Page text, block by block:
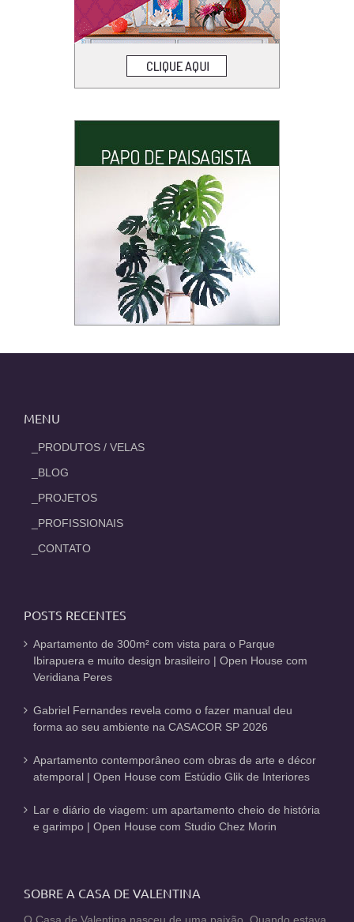
MENU
_PRODUTOS / VELAS
_BLOG
_PROJETOS
_PROFISSIONAIS
_CONTATO
POSTS RECENTES
Apartamento de 300m² com vista para o Parque
Ibirapuera e muito design brasileiro | Open House com
Veridiana Peres
Gabriel Fernandes revela como o fazer manual deu
forma ao seu ambiente na CASACOR SP 2026
Apartamento contemporâneo com obras de arte e décor
atemporal | Open House com Estúdio Glik de Interiores
Lar e diário de viagem: um apartamento cheio de história
e garimpo | Open House com Studio Chez Morin
SOBRE A CASA DE VALENTINA